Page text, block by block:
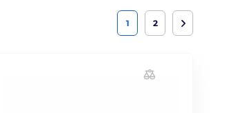
1 2